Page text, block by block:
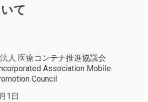
て
人 医療コンテナ推進協議会
Association Mobile
Council
1日